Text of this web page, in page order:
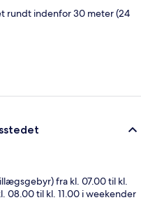
rundt indenfor 30 meter (24
fra kl. 07.00 til kl.
08.00 til kl. 11.00 i weekender